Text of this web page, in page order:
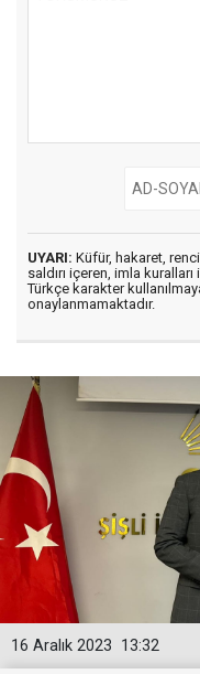
UYARI: Küfür, hakaret,
saldırı içeren, imla kuralları
Türkçe karakter
onaylanmamaktadır.
13:32
16 Aralık 2023